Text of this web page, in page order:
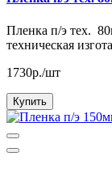
Пленка п/э тех.
техническая
1730р./шт
Купить